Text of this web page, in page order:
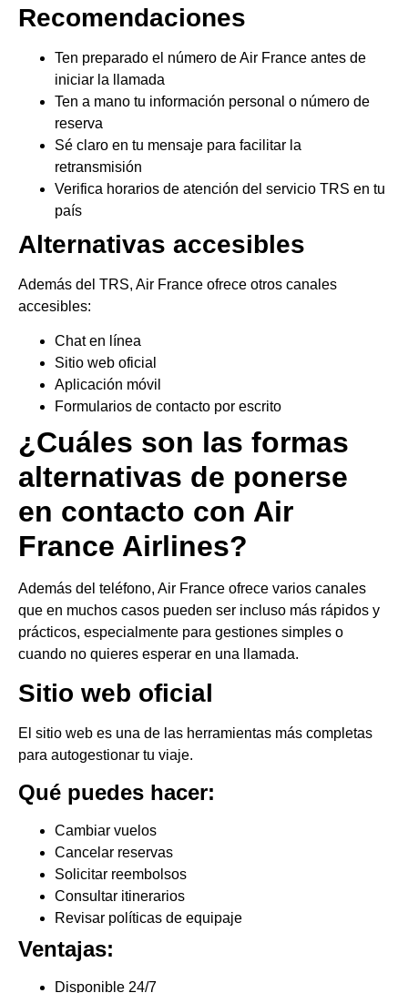
Recomendaciones
Ten preparado el número de Air France antes de
iniciar la llamada
Ten a mano tu información personal o número de
reserva
Sé claro en tu mensaje para facilitar la
retransmisión
Verifica horarios de atención del servicio TRS en tu
país
Alternativas accesibles
Además del TRS, Air France ofrece otros canales
accesibles:
Chat en línea
Sitio web oficial
Aplicación móvil
Formularios de contacto por escrito
¿Cuáles son las formas
alternativas de ponerse
en contacto con Air
France Airlines?
Además del teléfono, Air France ofrece varios canales
que en muchos casos pueden ser incluso más rápidos y
prácticos, especialmente para gestiones simples o
cuando no quieres esperar en una llamada.
Sitio web oficial
El sitio web es una de las herramientas más completas
para autogestionar tu viaje.
Qué puedes hacer:
Cambiar vuelos
Cancelar reservas
Solicitar reembolsos
Consultar itinerarios
Revisar políticas de equipaje
Ventajas:
Disponible 24/7